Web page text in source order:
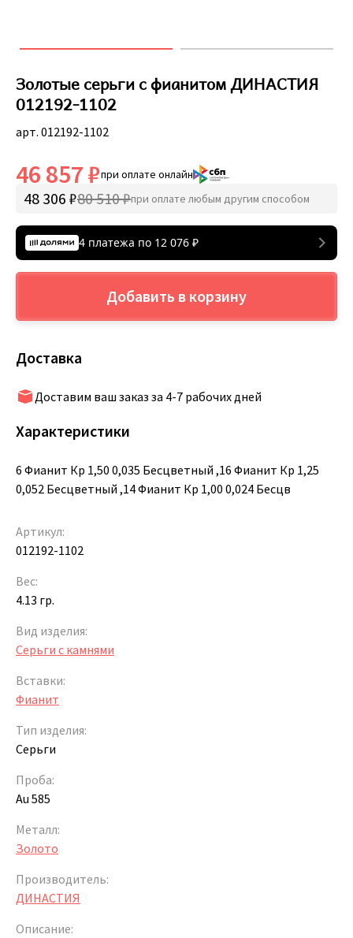
Золотые серьги с фианитом ДИНАСТИЯ
012192-1102
арт. 012192-1102
46 857 ₽при оплате онлайн
48 306 ₽80 510 ₽при оплате любым другим способом
4 платежа по 12 076 ₽
Добавить в корзину
Доставка
Доставим ваш заказ за 4-7 рабочих дней
Характеристики
6 Фианит Кр 1,50 0,035 Бесцветный ,16 Фианит Кр 1,25
0,052 Бесцветный ,14 Фианит Кр 1,00 0,024 Бесцв
Артикул:
012192-1102
Вес:
4.13 гр.
Вид изделия:
Серьги с камнями
Вставки:
Фианит
Тип изделия:
Серьги
Проба:
Au 585
Металл:
Золото
Производитель:
ДИНАСТИЯ
Описание: